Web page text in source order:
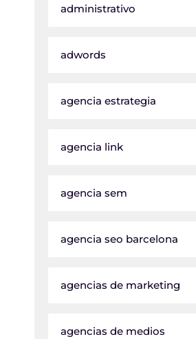
administrativo
adwords
agencia estrategia
agencia link
agencia sem
agencia seo barcelona
agencias de marketing
agencias de medios